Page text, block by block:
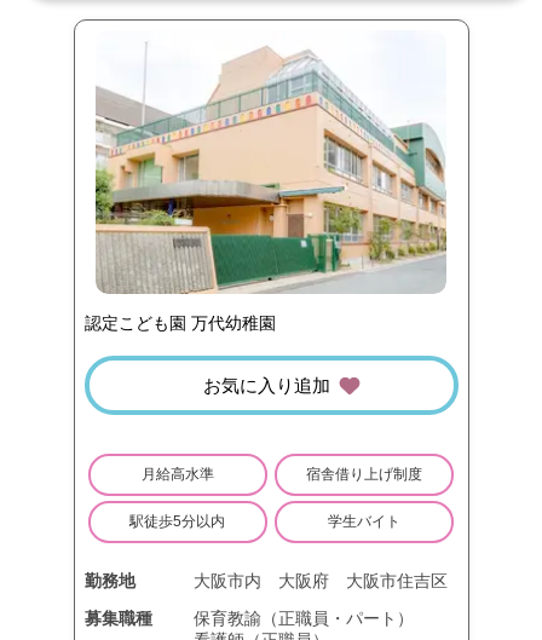
認定こども園 万代幼稚園
お気に入り追加
月給高水準 宿舎借り上げ制度
駅徒歩5分以内 学生バイト
勤務地 大阪市内 大阪府
大阪市住吉区
募集職種
保育教諭（正職員・パート）